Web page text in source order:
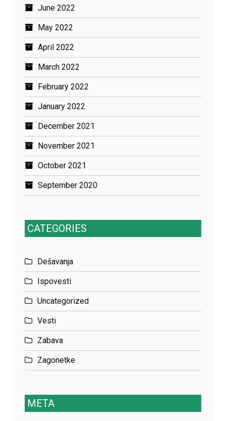
June 2022
May 2022
April 2022
March 2022
February 2022
January 2022
December 2021
November 2021
October 2021
September 2020
CATEGORIES
Dešavanja
Ispovesti
Uncategorized
Vesti
Zabava
Zagonetke
META